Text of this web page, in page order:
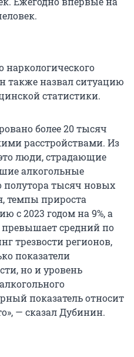
наркологического
также назвал ситуацию
статистики.
более 20 тысяч
расстройствами. Из
люди, страдающие
алкогольные
полутора тысяч новых
темпы прироста
с 2023 годом на 9%, а
превышает средний по
трезвости регионов,
показатели
но и уровень
показатель относит
— сказал Дубинин.